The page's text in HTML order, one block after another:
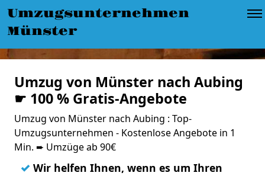
Umzugsunternehmen
Münster
Umzug von Münster nach Aubing
☛ 100 % Gratis-Angebote
Umzug von Münster nach Aubing : Top-
Umzugsunternehmen - Kostenlose Angebote in 1
Min. ➨ Umzüge ab 90€
✓ Wir helfen Ihnen, wenn es um Ihren